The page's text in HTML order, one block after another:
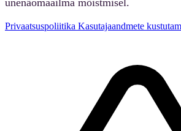
Privaatsuspoliitika Kasutajaandmete